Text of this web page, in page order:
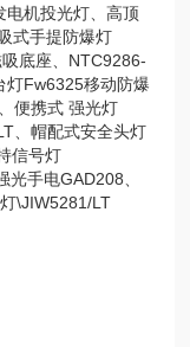
电机投光灯、高顶
式手提防爆灯
底座、NTC9286-
灯Fw6325移动防爆
便携式 强光灯
、帽配式安全头灯
信号灯
手电GAD208、
\JIW5281/LT